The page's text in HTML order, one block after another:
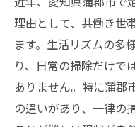
理由として、共働き世
ます。生活リズムの多
り、日常の掃除だけで
ありません。特に蒲郡
の違いがあり、一律の